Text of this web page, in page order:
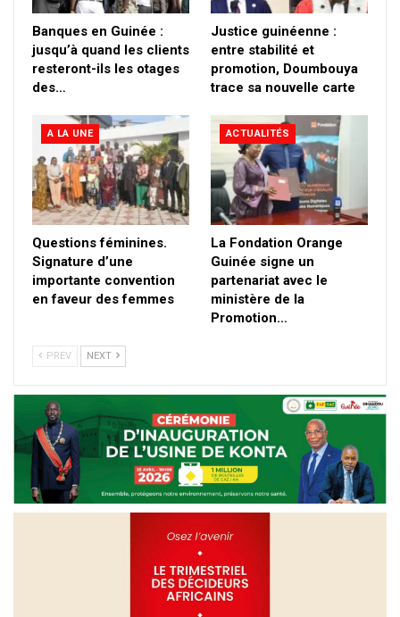
Banques en Guinée :
jusqu’à quand les clients
resteront-ils les otages
des…
Justice guinéenne :
entre stabilité et
promotion, Doumbouya
trace sa nouvelle carte
A LA UNE
Questions féminines.
Signature d’une
importante convention
en faveur des femmes
ACTUALITÉS
La Fondation Orange
Guinée signe un
partenariat avec le
ministère de la
Promotion…
PREV NEXT